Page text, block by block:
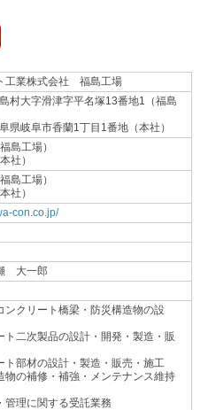
工業株式会社 福島工場
大字滑津字平名塚13番地1（福島
岐阜市香蘭1丁目1番地（本社）
島工場）
社）
島工場）
社）
con.co.jp/
大一郎
ンクリート橋梁・防災構造物の設
施工
ト二次製品の設計・開発・製造・販
工
ト部材の設計・製造・販売・施工
物の補修・補強・メンテナンス維持
管理に関する受託業務